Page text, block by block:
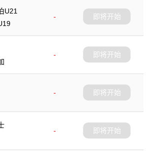
U21
-
即将开始
-
即将开始
-
即将开始
-
即将开始